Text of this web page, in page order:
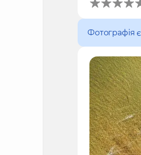
Фотографія